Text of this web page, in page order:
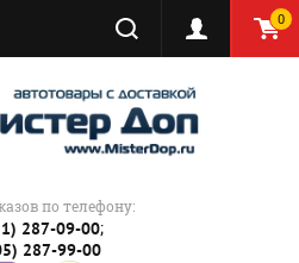
0
по телефону:
287-09-00;
287-99-00